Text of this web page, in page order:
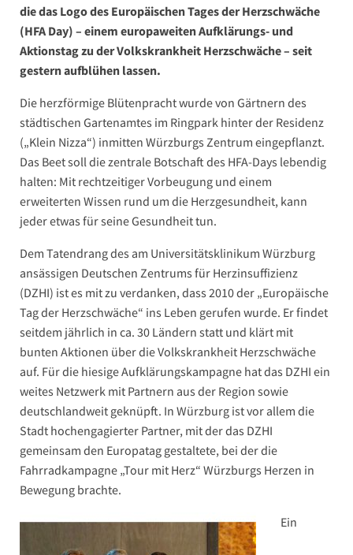
die das Logo des Europäischen Tages der Herzschwäche
(HFA Day) – einem europaweiten Aufklärungs- und
Aktionstag zu der Volkskrankheit Herzschwäche – seit
gestern aufblühen lassen.
Die herzförmige Blütenpracht wurde von Gärtnern des
städtischen Gartenamtes im Ringpark hinter der Residenz
(„Klein Nizza“) inmitten Würzburgs Zentrum eingepflanzt.
Das Beet soll die zentrale Botschaft des HFA-Days lebendig
halten: Mit rechtzeitiger Vorbeugung und einem
erweiterten Wissen rund um die Herzgesundheit, kann
jeder etwas für seine Gesundheit tun.
Dem Tatendrang des am Universitätsklinikum Würzburg
ansässigen Deutschen Zentrums für Herzinsuffizienz
(DZHI) ist es mit zu verdanken, dass 2010 der „Europäische
Tag der Herzschwäche“ ins Leben gerufen wurde. Er findet
seitdem jährlich in ca. 30 Ländern statt und klärt mit
bunten Aktionen über die Volkskrankheit Herzschwäche
auf. Für die hiesige Aufklärungskampagne hat das DZHI ein
weites Netzwerk mit Partnern aus der Region sowie
deutschlandweit geknüpft. In Würzburg ist vor allem die
Stadt hochengagierter Partner, mit der das DZHI
gemeinsam den Europatag gestaltete, bei der die
Fahrradkampagne „Tour mit Herz“ Würzburgs Herzen in
Bewegung brachte.
Ein